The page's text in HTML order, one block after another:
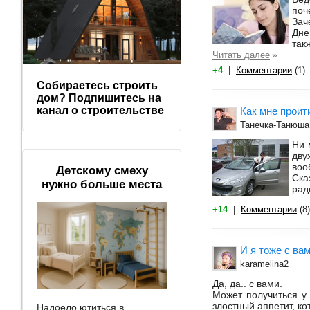
Читать далее »
+4 Комментарии (1)
Как мне
Танечка-Танюша
Ни
+14 Комментарии (8)
И я тоже с
karamelina2
Да, да.. с вами.
Может получиться
злостный аппетит,
Собираетесь строить
дом? Подпишитесь на
канал о строительстве
Детскому смеху
нужно больше места
Надоело ютиться в